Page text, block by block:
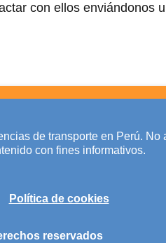
con ellos enviándonos
de transporte en Perú. No
con fines informativos.
Política de cookies
reservados